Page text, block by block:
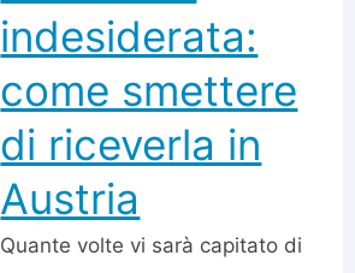
indesiderata:
come smettere
di riceverla in
Austria
Quante volte vi sarà capitato di